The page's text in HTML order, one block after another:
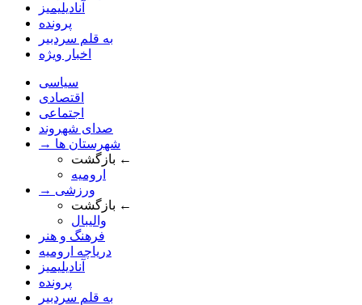
آنادیلیمیز
پرونده
به قلم سردبیر
اخبار ویژه
سیاسی
اقتصادی
اجتماعی
صدای شهروند
→ شهرستان ها
بازگشت ←
ارومیه
→ ورزشی
بازگشت ←
والیبال
فرهنگ و هنر
دریاچه ارومیه
آنادیلیمیز
پرونده
به قلم سردبیر